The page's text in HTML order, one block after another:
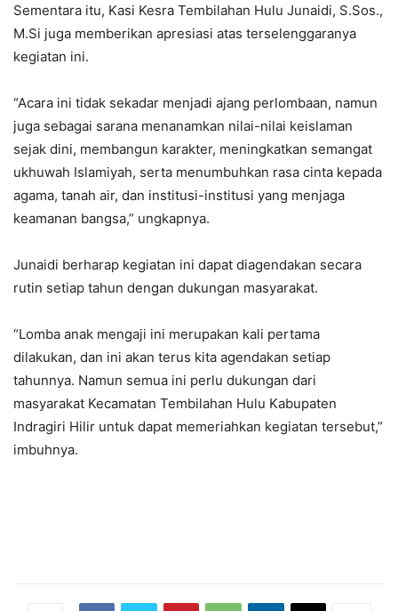
Sementara itu, Kasi Kesra Tembilahan Hulu Junaidi, S.Sos.,
M.Si juga memberikan apresiasi atas terselenggaranya
kegiatan ini.
“Acara ini tidak sekadar menjadi ajang perlombaan, namun
juga sebagai sarana menanamkan nilai-nilai keislaman
sejak dini, membangun karakter, meningkatkan semangat
ukhuwah Islamiyah, serta menumbuhkan rasa cinta kepada
agama, tanah air, dan institusi-institusi yang menjaga
keamanan bangsa,” ungkapnya.
Junaidi berharap kegiatan ini dapat diagendakan secara
rutin setiap tahun dengan dukungan masyarakat.
“Lomba anak mengaji ini merupakan kali pertama
dilakukan, dan ini akan terus kita agendakan setiap
tahunnya. Namun semua ini perlu dukungan dari
masyarakat Kecamatan Tembilahan Hulu Kabupaten
Indragiri Hilir untuk dapat memeriahkan kegiatan tersebut,”
imbuhnya.